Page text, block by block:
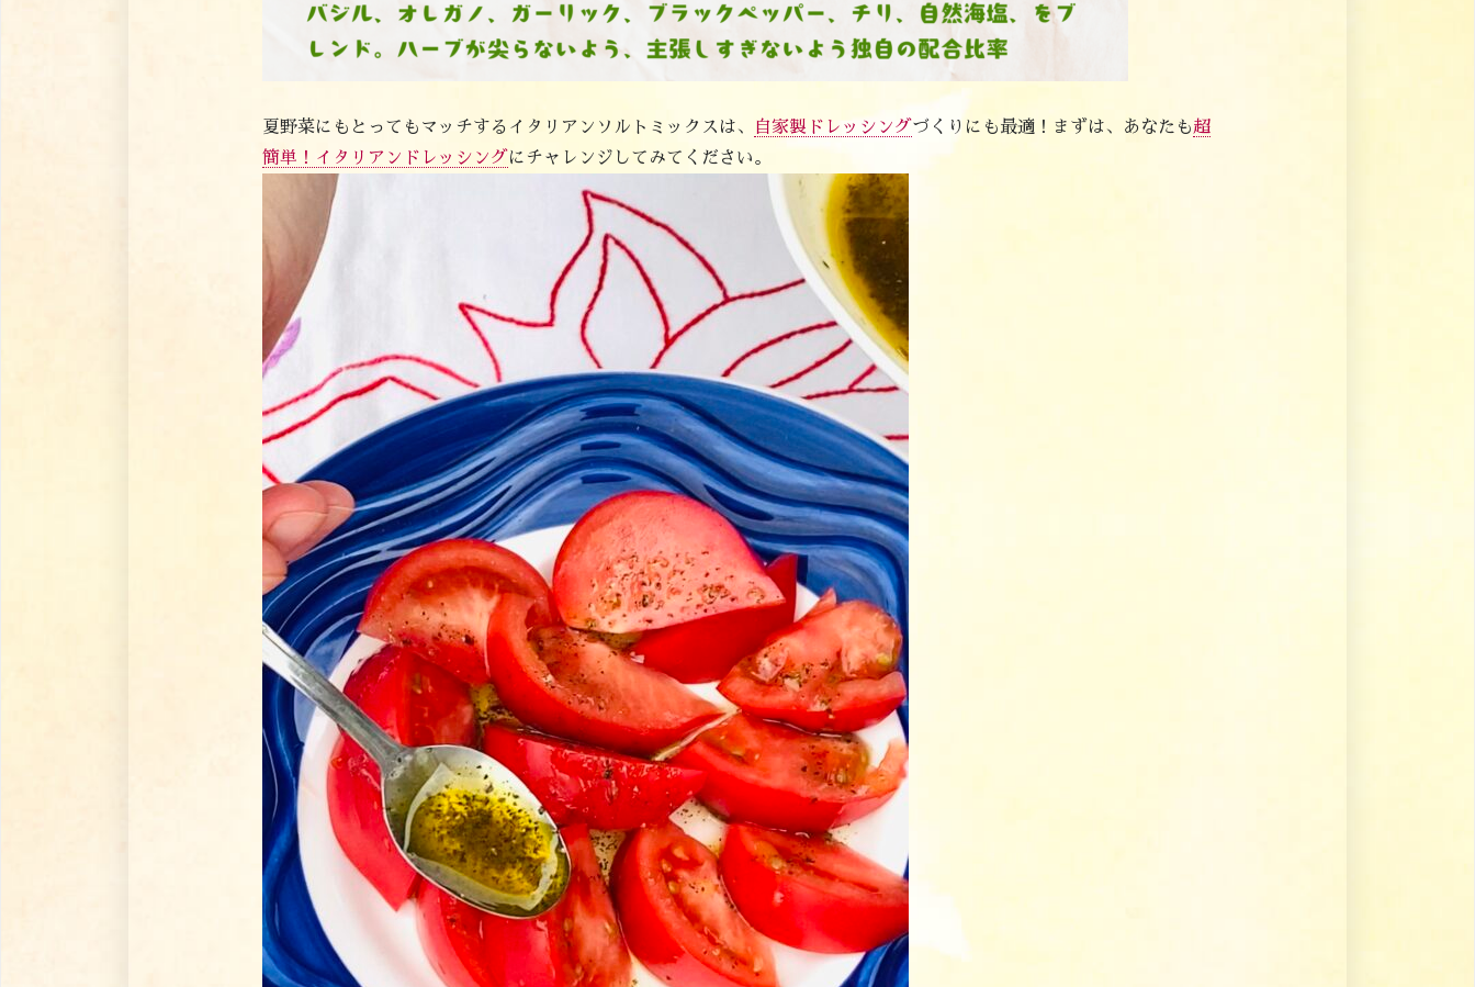
夏野菜にもとってもマッチするイタリアンソルトミックスは、 自家製ドレッシングづくりにも最適！まずは、あなたも超
簡単！イタリアンドレッシングにチャレンジしてみてください。